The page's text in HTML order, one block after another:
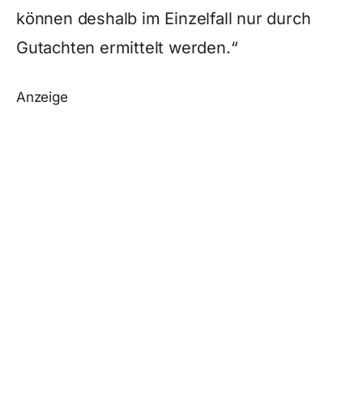
können deshalb im Einzelfall nur durch
Gutachten ermittelt werden.“
Anzeige